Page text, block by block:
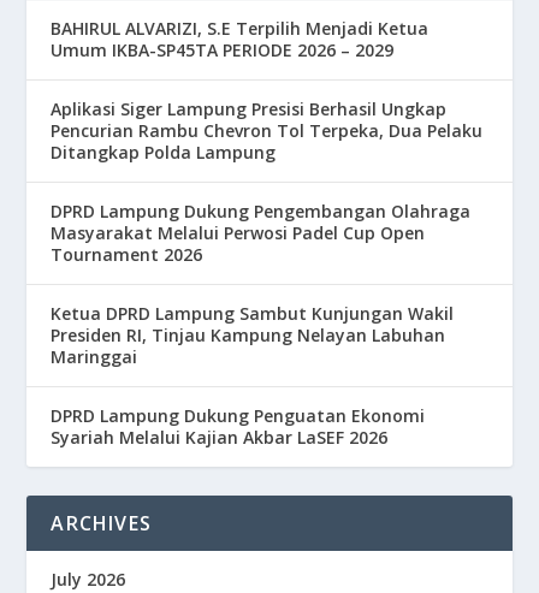
BAHIRUL ALVARIZI, S.E Terpilih Menjadi Ketua
Umum IKBA-SP45TA PERIODE 2026 – 2029
Aplikasi Siger Lampung Presisi Berhasil Ungkap
Pencurian Rambu Chevron Tol Terpeka, Dua Pelaku
Ditangkap Polda Lampung
DPRD Lampung Dukung Pengembangan Olahraga
Masyarakat Melalui Perwosi Padel Cup Open
Tournament 2026
Ketua DPRD Lampung Sambut Kunjungan Wakil
Presiden RI, Tinjau Kampung Nelayan Labuhan
Maringgai
DPRD Lampung Dukung Penguatan Ekonomi
Syariah Melalui Kajian Akbar LaSEF 2026
ARCHIVES
July 2026